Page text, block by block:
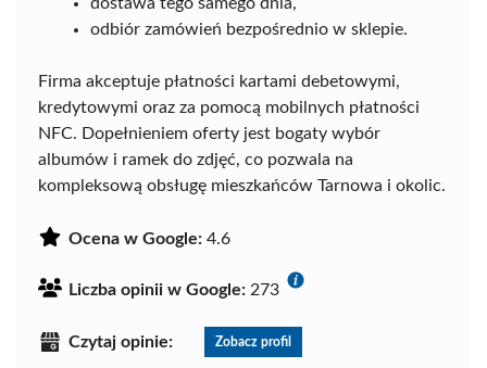
odbiór zamówień bezpośrednio w sklepie.
Firma akceptuje płatności kartami debetowymi,
kredytowymi oraz za pomocą mobilnych płatności
NFC. Dopełnieniem oferty jest bogaty wybór
albumów i ramek do zdjęć, co pozwala na
kompleksową obsługę mieszkańców Tarnowa i okolic.
Ocena w Google: 4.6
Liczba opinii w Google: 273
Czytaj opinie: Zobacz profil